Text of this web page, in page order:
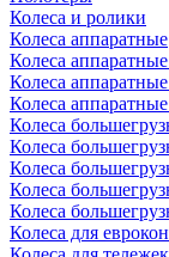
Колеса и ролики
Колеса аппаратные
Колеса
Колеса
Колеса
Колеса
Колеса
Колеса
Колеса
Колеса
Колеса для